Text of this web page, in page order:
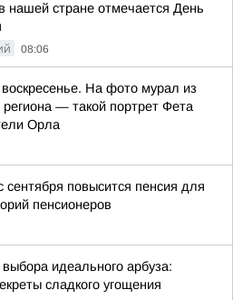
нашей стране отмечается День
08:06
воскресенье. На фото мурал из
региона — такой портрет Фета
Орла
сентября повысится пенсия для
пенсионеров
выбора идеального арбуза:
сладкого угощения